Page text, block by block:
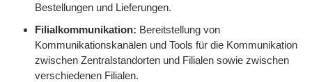
Bestellungen und Lieferungen.
Filialkommunikation: Bereitstellung von
Kommunikationskanälen und Tools für die Kommunikation
zwischen Zentralstandorten und Filialen sowie zwischen
verschiedenen Filialen.